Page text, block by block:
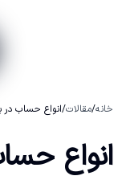
خانه/مقالات/انواع حساب در
انواع